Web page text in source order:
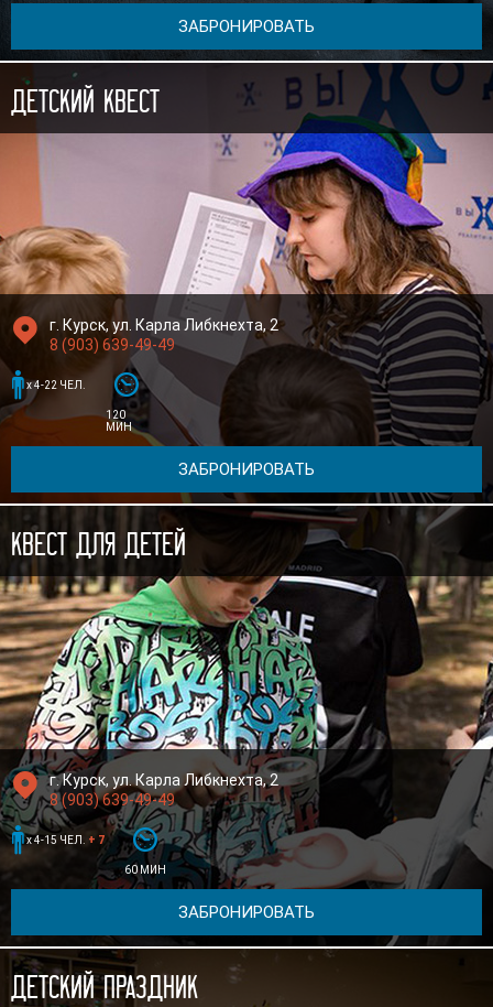
ЗАБРОНИРОВАТЬ
Детский квест

г. Курск, ул. Карла Либкнехта, 2
8 (903) 639-49-49
 x 4-22 ЧЕЛ. 
120
МИН
ЗАБРОНИРОВАТЬ
Квест для детей

г. Курск, ул. Карла Либкнехта, 2
8 (903) 639-49-49
 x 4-15 ЧЕЛ. + 7 
60 МИН
ЗАБРОНИРОВАТЬ
Детский праздник